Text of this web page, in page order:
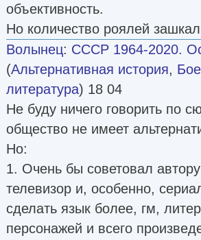
объективность.
Но количество роялей
Волынец: СССР 1964-2020.
(Альтернативная история,
литература) 18 04
Не буду ничего говорить по
общество не имеет
Но:
1. Очень бы советовал
телевизор и, особенно,
сделать язык более, гм,
персонажей и всего